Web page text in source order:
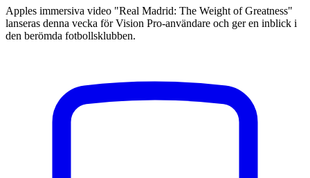
Apples immersiva video "Real Madrid: The Weight of Greatness"
lanseras denna vecka för Vision Pro-användare och ger en inblick i
den berömda fotbollsklubben.